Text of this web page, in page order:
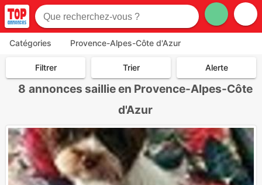
Catégories Provence-Alpes-Côte d'Azur
Filtrer Trier Alerte
8 annonces saillie en Provence-Alpes-Côte
d'Azur